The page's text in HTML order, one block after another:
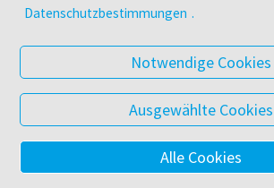
Datenschutz & Cookies
AGB
Barrierefreiheit
© 2025 Facultas Verlags- und
Datenschutzbestimmungen .
Notwendige Cookies
Ausgewählte Cookies
Alle Cookies